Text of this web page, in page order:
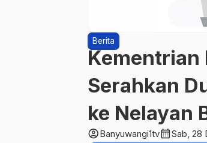
Berita
Kementrian
Serahkan
ke Nelayan
account_circleBanyuwangi1tvcalendar_monthSab, 28